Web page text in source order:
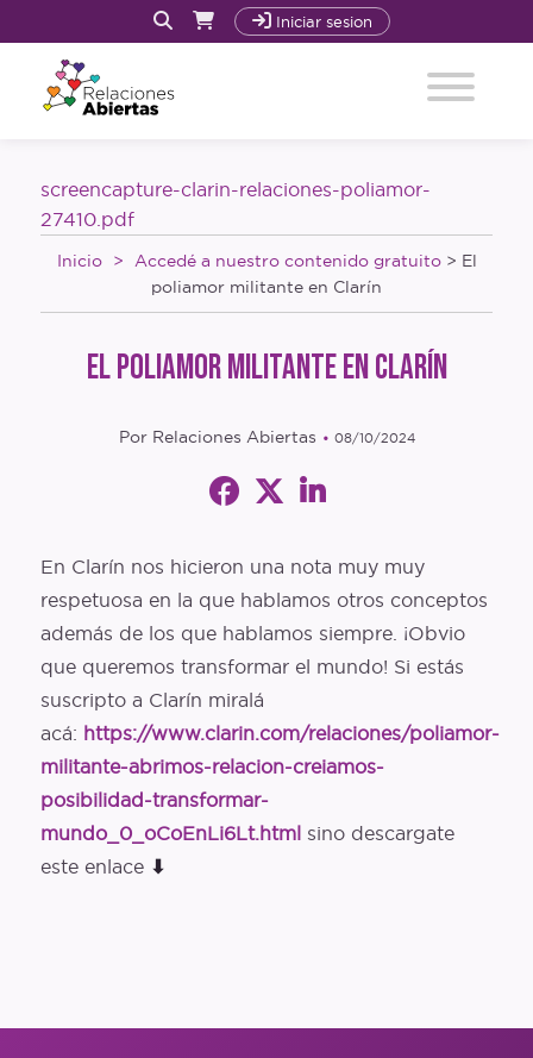
Iniciar sesion
Quiénes Somos y Cómo trabajamos
Acompañamiento
Nuestro Libro: La Revolución Sexoafectiva
Glosario
Entrevistas
Polymapa
Openguia
Podcast
Inicio Accedé a nuestro contenido gratuito> El
poliamor militante en Clarín
El poliamor militante en Clarín
Por Relaciones Abiertas 08/10/2024
En Clarín nos hicieron una nota muy muy
respetuosa en la que hablamos otros conceptos
además de los que hablamos siempre. ¡Obvio
que queremos transformar el mundo! Si estás
suscripto a Clarín miralá
acá: https://www.clarin.com/relaciones/poliamor-
militante-abrimos-relacion-creiamos-
posibilidad-transformar-
mundo_0_oCoEnLi6Lt.html sino descargate
este enlace ⬇
screencapture-clarin-relaciones-poliamor-
27410.pdf